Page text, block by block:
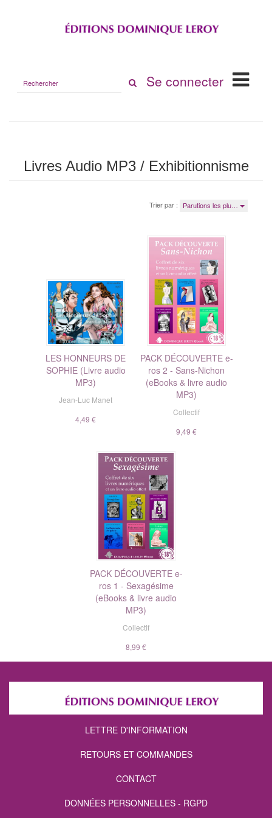
le
Se connecter
Livres Audio MP3 / Exhibitionnisme
Trier par : Parutions les plu…
LES HONNEURS DE
SOPHIE (Livre audio
MP3)
Jean-Luc Manet
4,49 €
PACK DÉCOUVERTE e-
ros 2 - Sans-Nichon
(eBooks & livre audio
MP3)
Collectif
9,49 €
PACK DÉCOUVERTE e-
ros 1 - Sexagésime
(eBooks & livre audio
MP3)
Collectif
8,99 €
LETTRE D'INFORMATION
RETOURS ET COMMANDES
CONTACT
DONNÉES PERSONNELLES - RGPD